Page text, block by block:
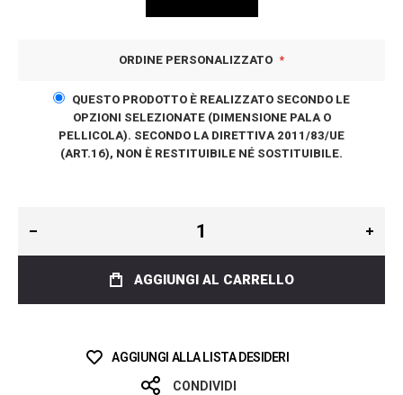
ORDINE PERSONALIZZATO
QUESTO PRODOTTO È REALIZZATO SECONDO LE
OPZIONI SELEZIONATE (DIMENSIONE PALA O
PELLICOLA). SECONDO LA DIRETTIVA 2011/83/UE
(ART.16), NON È RESTITUIBILE NÉ SOSTITUIBILE.
AGGIUNGI AL CARRELLO
AGGIUNGI ALLA LISTA DESIDERI
CONDIVIDI